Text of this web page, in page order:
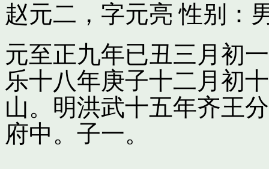
赵元二，字元亮 性别：
元至正九年已丑三月初
乐十八年庚子十二月初
山。明洪武十五年齐王
府中。子一。